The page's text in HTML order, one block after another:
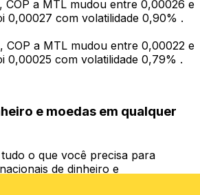
COP a MTL mudou entre 0,00026 e
0,00027 com volatilidade 0,90% .
COP a MTL mudou entre 0,00022 e
0,00025 com volatilidade 0,79% .
e moedas em qualquer
o que você precisa para
de dinheiro e